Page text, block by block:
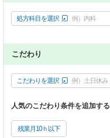
処方科目を選択 例）内科
こだわり
こだわりを選択 例）土日休み
人気のこだわり条件を追加する
残業月10ｈ以下